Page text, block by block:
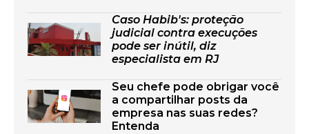
Caso Habib's: proteção
judicial contra execuções
pode ser inútil, diz
especialista em RJ
Seu chefe pode obrigar você
a compartilhar posts da
empresa nas suas redes?
Entenda